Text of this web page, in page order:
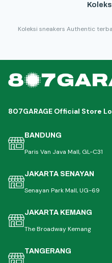
Koleksi sneakers Authentic
807GARAGE Official Store
BANDUNG
Paris Van Java Mall, GL-C31
JAKARTA SENAYAN
Senayan Park Mall, UG-69
JAKARTA KEMANG
The Broadway Kemang
TANGERANG